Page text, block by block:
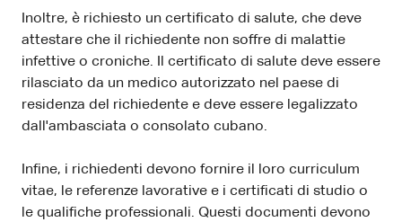
Inoltre, è richiesto un certificato di salute, che deve
attestare che il richiedente non soffre di malattie
infettive o croniche. Il certificato di salute deve essere
rilasciato da un medico autorizzato nel paese di
residenza del richiedente e deve essere legalizzato
dall'ambasciata o consolato cubano.
Infine, i richiedenti devono fornire il loro curriculum
vitae, le referenze lavorative e i certificati di studio o
le qualifiche professionali. Questi documenti devono